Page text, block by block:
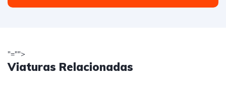
"="">
Viaturas Relacionadas